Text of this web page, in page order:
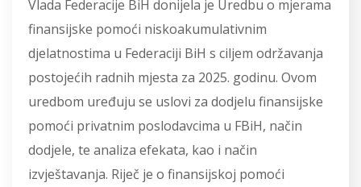
Vlada Federacije BiH donijela je Uredbu o mjerama
finansijske pomoći niskoakumulativnim
djelatnostima u Federaciji BiH s ciljem održavanja
postojećih radnih mjesta za 2025. godinu. Ovom
uredbom uređuju se uslovi za dodjelu finansijske
pomoći privatnim poslodavcima u FBiH, način
dodjele, te analiza efekata, kao i način
izvještavanja. Riječ je o finansijskoj pomoći